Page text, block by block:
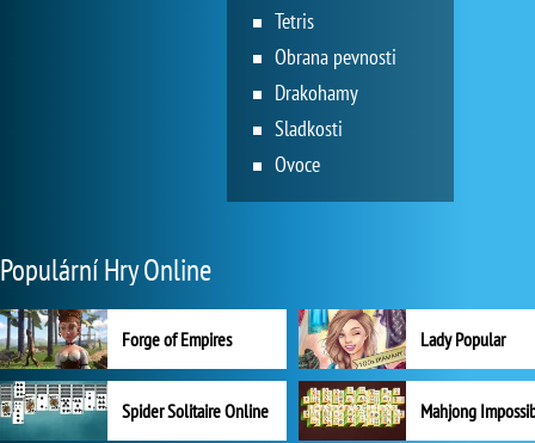
Tetris
Obrana pevnosti
Drakohamy
Sladkosti
Ovoce
Populární Hry Online
Forge of Empires Lady Popular
Spider Solitaire Online Mahjong